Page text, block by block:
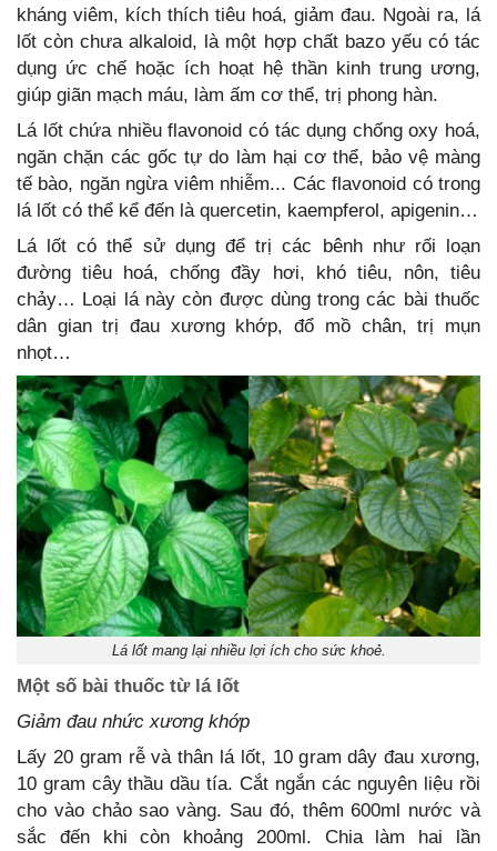
kháng viêm, kích thích tiêu hoá, giảm đau. Ngoài ra, lá
lốt còn chưa alkaloid, là một hợp chất bazo yếu có tác
dụng ức chế hoặc ích hoạt hệ thần kinh trung ương,
giúp giãn mạch máu, làm ấm cơ thể, trị phong hàn.
Lá lốt chứa nhiều flavonoid có tác dụng chống oxy hoá,
ngăn chặn các gốc tự do làm hại cơ thể, bảo vệ màng
tế bào, ngăn ngừa viêm nhiễm... Các flavonoid có trong
lá lốt có thể kể đến là quercetin, kaempferol, apigenin…
Lá lốt có thể sử dụng để trị các bênh như rối loạn
đường tiêu hoá, chống đầy hơi, khó tiêu, nôn, tiêu
chảy… Loại lá này còn được dùng trong các bài thuốc
dân gian trị đau xương khớp, đổ mồ chân, trị mụn
nhọt…
Lá lốt mang lại nhiều lợi ích cho sức khoẻ.
Một số bài thuốc từ lá lốt
Giảm đau nhức xương khớp
Lấy 20 gram rễ và thân lá lốt, 10 gram dây đau xương,
10 gram cây thầu dầu tía. Cắt ngắn các nguyên liệu rồi
cho vào chảo sao vàng. Sau đó, thêm 600ml nước và
sắc đến khi còn khoảng 200ml. Chia làm hai lần